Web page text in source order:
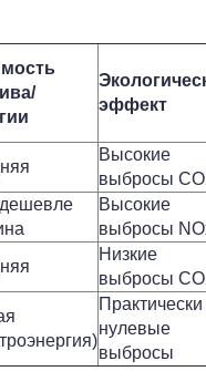
эффект
Высокие
выбросы
Высокие
выбросы
Низкие
выбросы
Практически
нулевые
выбросы